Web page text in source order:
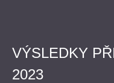
VÝSLEDKY
2023